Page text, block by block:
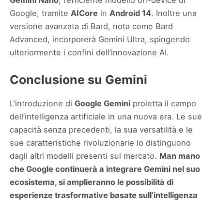
Google, tramite AICore in Android 14. Inoltre una
versione avanzata di Bard, nota come Bard
Advanced, incorporerà Gemini Ultra, spingendo
ulteriormente i confini dell’innovazione AI.
Conclusione su Gemini
L’introduzione di Google Gemini proietta il campo
dell’intelligenza artificiale in una nuova era. Le sue
capacità senza precedenti, la sua versatilità e le
sue caratteristiche rivoluzionarie lo distinguono
dagli altri modelli presenti sul mercato. Man mano
che Google continuerà a integrare Gemini nel suo
ecosistema, si amplieranno le possibilità di
esperienze trasformative basate sull’intelligenza